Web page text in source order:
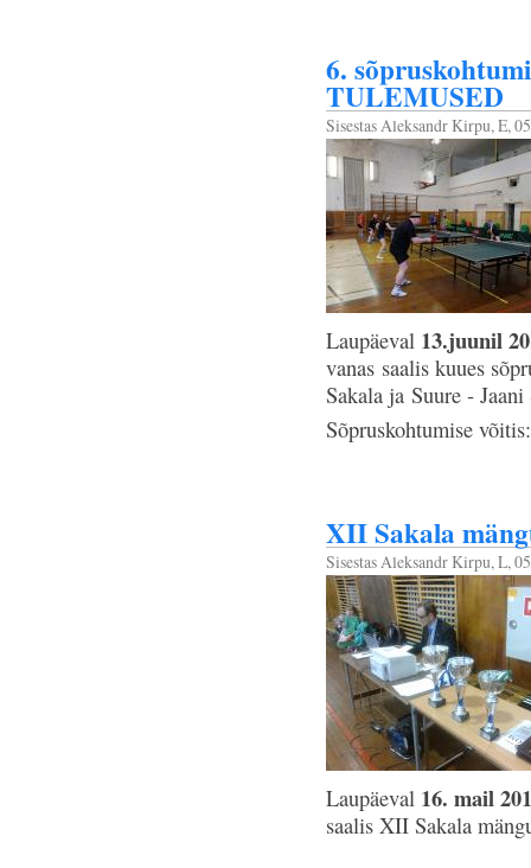
6.
TULEMUSED
SisestasAleksandr Kirpu, E,
Laupäeval 13.juunil
vanas saalis kuues
Sakala ja Suure -
Sõpruskohtumise
XII Sakala
SisestasAleksandr Kirpu, L,
Laupäeval 16. mail
saalis XII Sakala